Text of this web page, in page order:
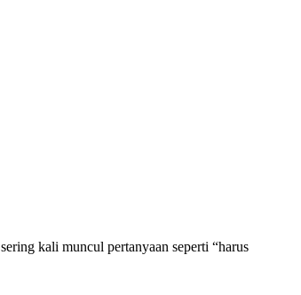
kali muncul pertanyaan seperti “harus